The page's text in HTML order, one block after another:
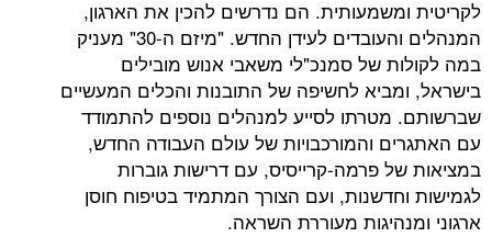
לקריטית ומשמעותית. הם נדרשים להכין את הארגון,
המנהלים והעובדים לעידן החדש. "מיזם ה-30" מעניק
במה לקולות של סמנכ"לי משאבי אנוש מובילים
בישראל, ומביא לחשיפה של התובנות והכלים המעשיים
שברשותם. מטרתו לסייע למנהלים נוספים להתמודד
עם האתגרים והמורכבויות של עולם העבודה החדש,
במציאות של פרמה-קרייסיס, עם דרישות גוברות
לגמישות וחדשנות, ועם הצורך המתמיד בטיפוח חוסן
ארגוני ומנהיגות מעוררת השראה.